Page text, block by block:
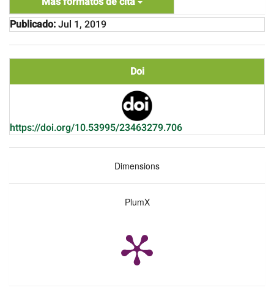
Publicado:Jul 1, 2019
Doi
https://doi.org/10.53995/23463279.706
Dimensions
PlumX